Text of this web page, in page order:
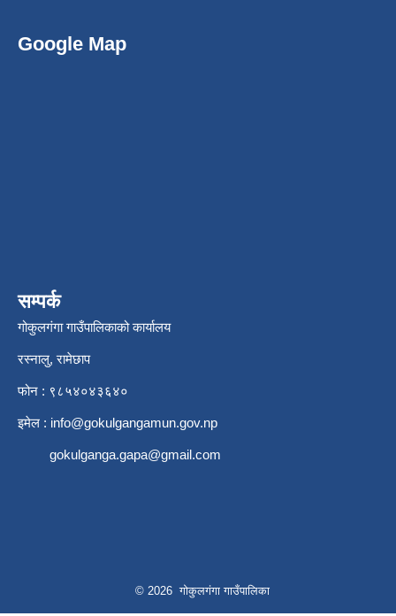
Google Map
सम्पर्क
गोकुलगंगा गाउँपालिकाको कार्यालय
रस्नालु, रामेछाप
फोन : ९८५४०४३६४०
इमेल : info@gokulgangamun.gov.np
gokulganga.gapa@gmail.com
© 2026 गोकुलगंगा गाउँपालिका